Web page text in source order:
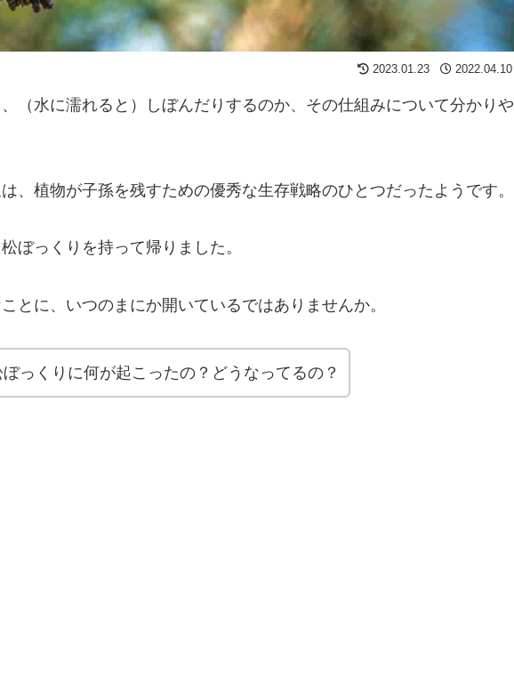
2023.01.23 2022.04.10
（水に濡れると）しぼんだりするのか、その仕組みについて分かりや
、植物が子孫を残すための優秀な生存戦略のひとつだったようです。
ぼっくりを持って帰りました。
とに、いつのまにか開いているではありませんか。
っくりに何が起こったの？どうなってるの？